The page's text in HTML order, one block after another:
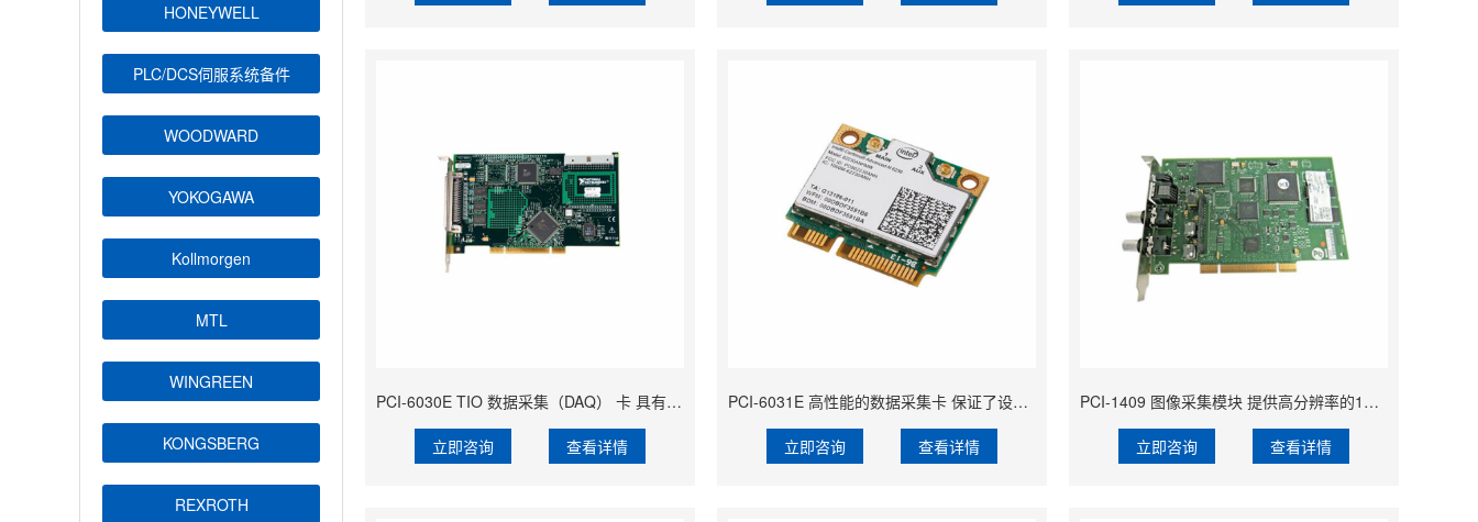
HONEYWELL
PLC/DCS伺服系统备件
WOODWARD
YOKOGAWA
Kollmorgen
MTL
WINGREEN
KONGSBERG
REXROTH
PCI-6030E TIO 数据采集（DAQ） 卡 具有8个数字I/ O线
立即咨询 查看详情
PCI-6031E 高性能的数据采集卡 保证了设备的轻便性和便携性
立即咨询 查看详情
PCI-1409 图像采集模块 提供高分辨率的10位数字化功能
立即咨询 查看详情